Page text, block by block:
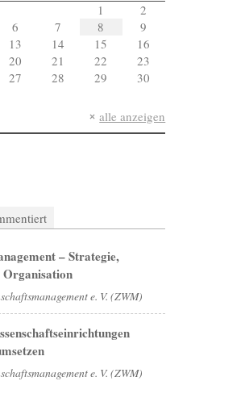
1
2
6 7 8
9
13 14 15
16
20 21 22
23
27 28 29
30
alle anzeigen
– Strategie,
Organisation
e. V. (ZWM)
e. V. (ZWM)